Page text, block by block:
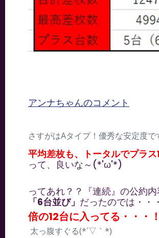
アンナちゃんのコメント
さすがはAタイプ！優秀な安定度
平均差枚も、トータルでプラス
って、良いな～(*'ω'*)
ってあれ？？『連続』の公約内
「6台並び」 だったのでは・・・
倍の12台に入ってる・・・
太っ腹すぐる(*´▽｀*)